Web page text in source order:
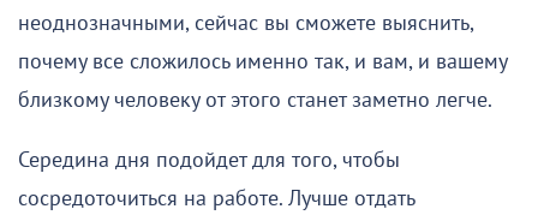
неоднозначными, сейчас вы сможете выяснить,
почему все сложилось именно так, и вам, и вашему
близкому человеку от этого станет заметно легче.
Середина дня подойдет для того, чтобы
сосредоточиться на работе. Лучше отдать